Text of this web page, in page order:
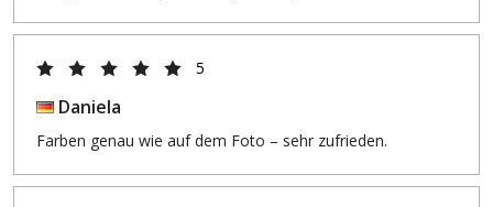
5
Daniela
Farben genau wie auf dem Foto – sehr zufrieden.